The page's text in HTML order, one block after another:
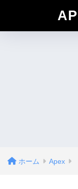
ホーム Apex